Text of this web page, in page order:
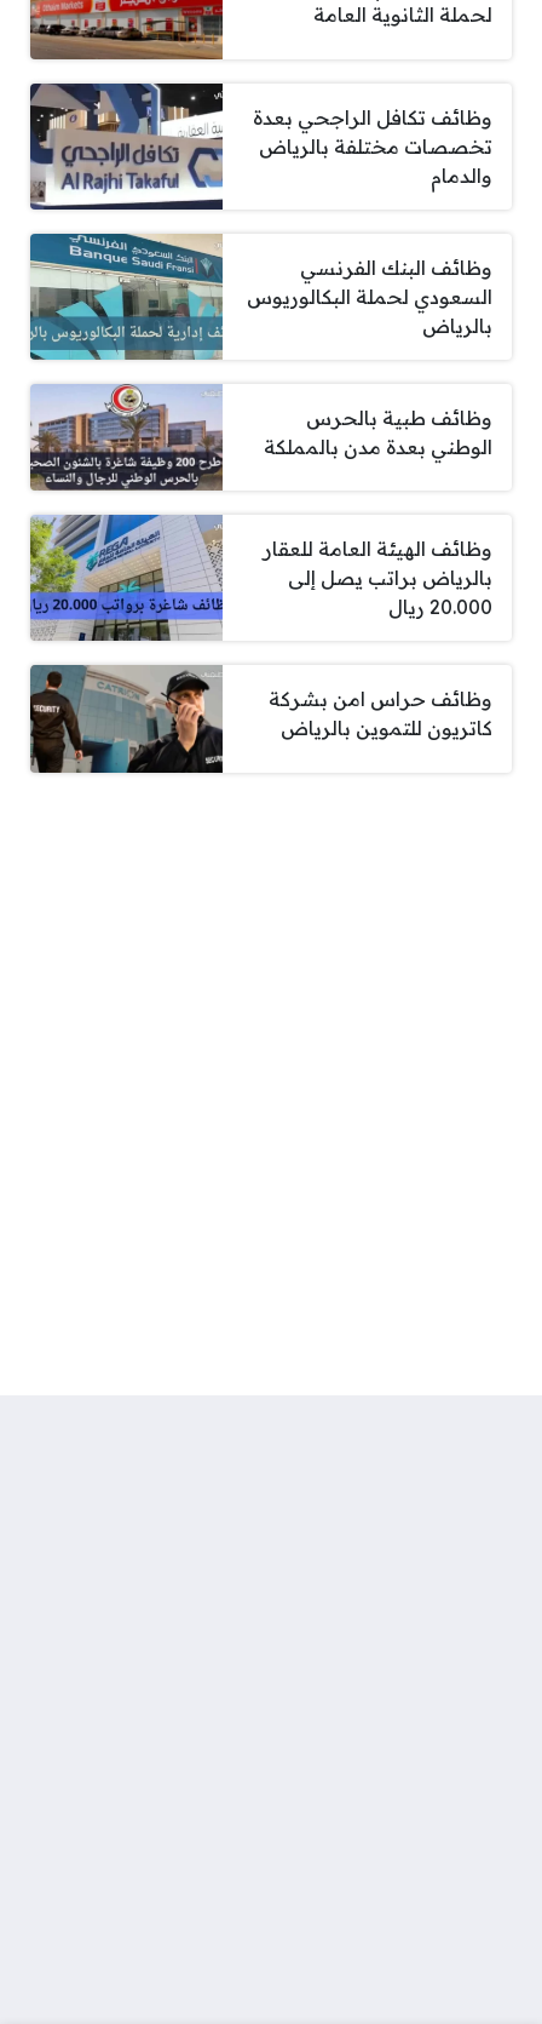
لحملة الثانوية العامة
وظائف تكافل الراجحي بعدة
تخصصات مختلفة بالرياض
والدمام
وظائف البنك الفرنسي
السعودي لحملة البكالوريوس
بالرياض
وظائف طبية بالحرس
الوطني بعدة مدن بالمملكة
وظائف الهيئة العامة للعقار
بالرياض براتب يصل إلى
20.000 ريال
وظائف حراس امن بشركة
كاتريون للتموين بالرياض